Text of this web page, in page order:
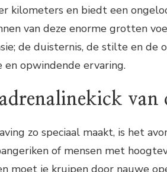
kilometers en biedt een
van deze enorme grotten
de duisternis, de stilte en de
en opwindende ervaring.
van
zo speciaal maakt, is het
of mensen met
moet je kruipen door nauwe